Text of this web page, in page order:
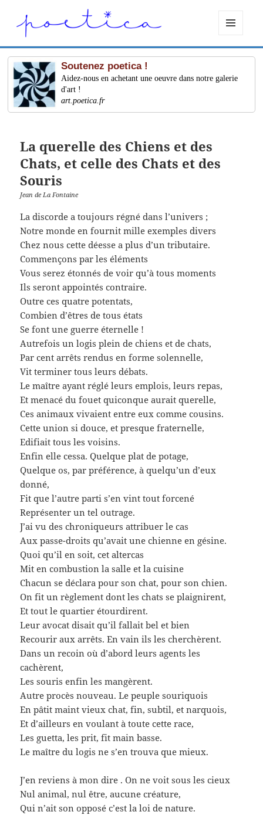
ET
WIDGETS
Soutenez poetica !
Aidez-nous en achetant une oeuvre dans notre galerie
d'art !
art.poetica.fr
La querelle des Chiens et des
Chats, et celle des Chats et des
Souris
Jean de La Fontaine
La discorde a toujours régné dans l’univers ;
Notre monde en fournit mille exemples divers
Chez nous cette déesse a plus d’un tributaire.
Commençons par les éléments
Vous serez étonnés de voir qu’à tous moments
Ils seront appointés contraire.
Outre ces quatre potentats,
Combien d’êtres de tous états
Se font une guerre éternelle !
Autrefois un logis plein de chiens et de chats,
Par cent arrêts rendus en forme solennelle,
Vit terminer tous leurs débats.
Le maître ayant réglé leurs emplois, leurs repas,
Et menacé du fouet quiconque aurait querelle,
Ces animaux vivaient entre eux comme cousins.
Cette union si douce, et presque fraternelle,
Edifiait tous les voisins.
Enfin elle cessa. Quelque plat de potage,
Quelque os, par préférence, à quelqu’un d’eux
donné,
Fit que l’autre parti s’en vint tout forcené
Représenter un tel outrage.
J’ai vu des chroniqueurs attribuer le cas
Aux passe-droits qu’avait une chienne en gésine.
Quoi qu’il en soit, cet altercas
Mit en combustion la salle et la cuisine
Chacun se déclara pour son chat, pour son chien.
On fit un règlement dont les chats se plaignirent,
Et tout le quartier étourdirent.
Leur avocat disait qu’il fallait bel et bien
Recourir aux arrêts. En vain ils les cherchèrent.
Dans un recoin où d’abord leurs agents les
cachèrent,
Les souris enfin les mangèrent.
Autre procès nouveau. Le peuple souriquois
En pâtit maint vieux chat, fin, subtil, et narquois,
Et d’ailleurs en voulant à toute cette race,
Les guetta, les prit, fit main basse.
Le maître du logis ne s’en trouva que mieux.
J’en reviens à mon dire . On ne voit sous les cieux
Nul animal, nul être, aucune créature,
Qui n’ait son opposé c’est la loi de nature.